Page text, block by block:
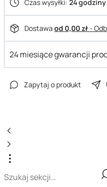
Czas wysyłki: 24 godziny
Dostawa od 0,00 zł-
24 miesiące gwarancji
Zapytaj o produkt